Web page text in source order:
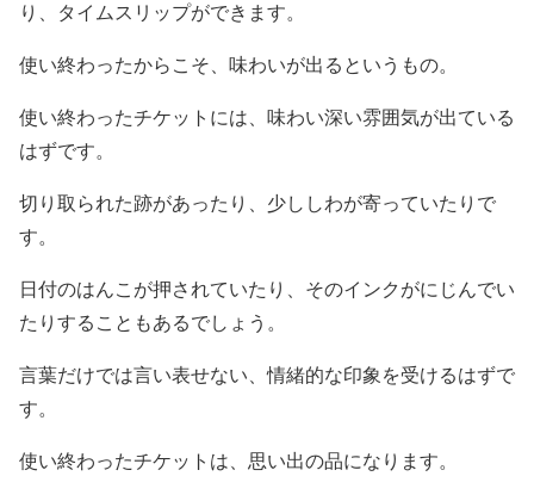
り、タイムスリップができます。
使い終わったからこそ、味わいが出るというもの。
使い終わったチケットには、味わい深い雰囲気が出ている
はずです。
切り取られた跡があったり、少ししわが寄っていたりで
す。
日付のはんこが押されていたり、そのインクがにじんでい
たりすることもあるでしょう。
言葉だけでは言い表せない、情緒的な印象を受けるはずで
す。
使い終わったチケットは、思い出の品になります。